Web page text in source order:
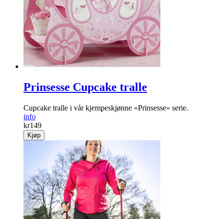
Prinsesse Cupcake tralle
Cupcake tralle i vår kjempeskjønne «Prinsesse» serie.
info
kr149
Kjøp